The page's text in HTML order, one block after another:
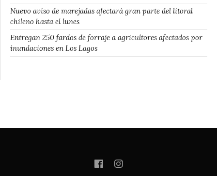
Nuevo aviso de marejadas afectará gran parte del litoral
chileno hasta el lunes
Entregan 250 fardos de forraje a agricultores afectados por
inundaciones en Los Lagos